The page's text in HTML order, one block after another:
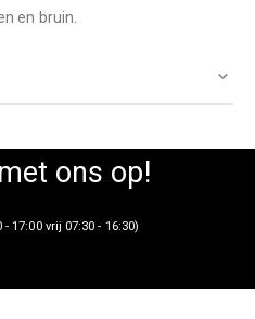
en bruin.
ons op!
17:00 vrij 07:30 - 16:30)